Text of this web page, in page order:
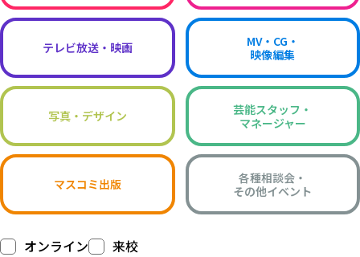
テレビ放送・映画
MV・CG・
映像編集
写真・デザイン
芸能スタッフ・
マネージャー
マスコミ出版
各種相談会・
その他イベント
オンライン 来校